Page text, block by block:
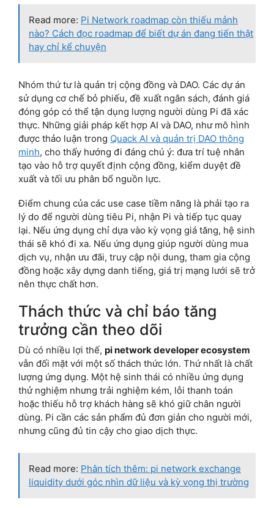
Read more: Pi Network roadmap còn thiếu mảnh
nào? Cách đọc roadmap để biết dự án đang tiến thật
hay chỉ kể chuyện
Nhóm thứ tư là quản trị cộng đồng và DAO. Các dự án
sử dụng cơ chế bỏ phiếu, đề xuất ngân sách, đánh giá
đóng góp có thể tận dụng lượng người dùng Pi đã xác
thực. Những giải pháp kết hợp AI và DAO, như mô hình
được thảo luận trong Quack AI và quản trị DAO thông
minh, cho thấy hướng đi đáng chú ý: đưa trí tuệ nhân
tạo vào hỗ trợ quyết định cộng đồng, kiểm duyệt đề
xuất và tối ưu phân bổ nguồn lực.
Điểm chung của các use case tiềm năng là phải tạo ra
lý do để người dùng tiêu Pi, nhận Pi và tiếp tục quay
lại. Nếu ứng dụng chỉ dựa vào kỳ vọng giá tăng, hệ sinh
thái sẽ khó đi xa. Nếu ứng dụng giúp người dùng mua
dịch vụ, nhận ưu đãi, truy cập nội dung, tham gia cộng
đồng hoặc xây dựng danh tiếng, giá trị mạng lưới sẽ trở
nên thực chất hơn.
Thách thức và chỉ báo tăng
trưởng cần theo dõi
Dù có nhiều lợi thế, pi network developer ecosystem
vẫn đối mặt với một số thách thức lớn. Thứ nhất là chất
lượng ứng dụng. Một hệ sinh thái có nhiều ứng dụng
thử nghiệm nhưng trải nghiệm kém, lỗi thanh toán
hoặc thiếu hỗ trợ khách hàng sẽ khó giữ chân người
dùng. Pi cần các sản phẩm đủ đơn giản cho người mới,
nhưng cũng đủ tin cậy cho giao dịch thực.
Read more: Phân tích thêm: pi network exchange
liquidity dưới góc nhìn dữ liệu và kỳ vọng thị trường